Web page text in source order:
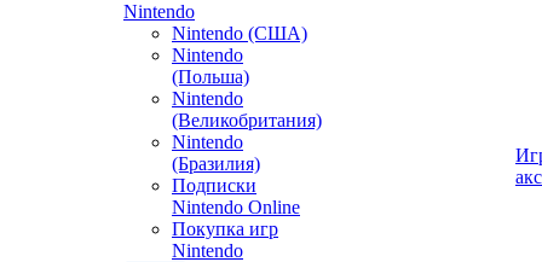
Nintendo
Nintendo (США)
Nintendo
(Польша)
Nintendo
(Великобритания)
Nintendo
(Бразилия)
Подписки
Nintendo Online
Покупка игр
Nintendo